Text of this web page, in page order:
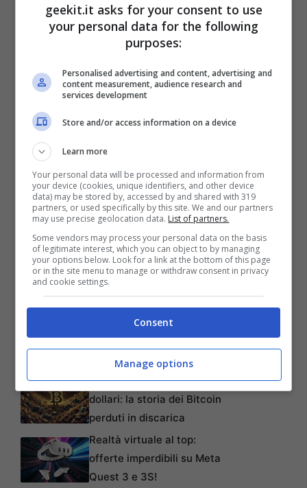
l’ascendente di Griffith con tutti i suoi misteri
che nasconde, e l’avversità, iniziale si intende,
di tutti gli altri componenti della banda di
mercenari, con Caska in primis.
Buon gameplay!
Articoli recentiL’errore da 780 Milioni di
dollari: la storia dei Bitcoin
perduti in discarica
Realtà virtuale al top:
offerte imperdibili su Meta
Quest 3 e 3S!
geekit.it asks for your consent to use
your personal data for the following
purposes:
Personalised advertising and content, advertising and
content measurement, audience research and
services development
Store and/or access information on a device
Learn more
Your personal data will be processed and information from
your device (cookies, unique identifiers, and other device
data) may be stored by, accessed by and shared with 319
partners, or used specifically by this site. We and our partners
may use precise geolocation data. List of partners.
Some vendors may process your personal data on the basis
of legitimate interest, which you can object to by managing
your options below. Look for a link at the bottom of this page
or in the site menu to manage or withdraw consent in privacy
and cookie settings.
Consent
Manage options